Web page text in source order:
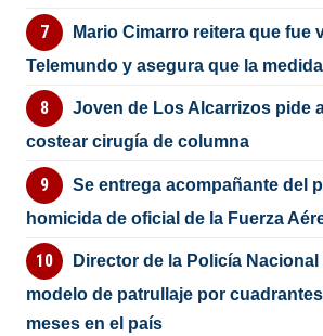
Mario Cimarro reitera que fue
Telemundo y asegura que la
Joven de Los Alcarrizos pide
costear cirugía de columna
Se entrega acompañante del
homicida de oficial de la Fuerza
Director de la Policía
modelo de patrullaje por
meses en el país